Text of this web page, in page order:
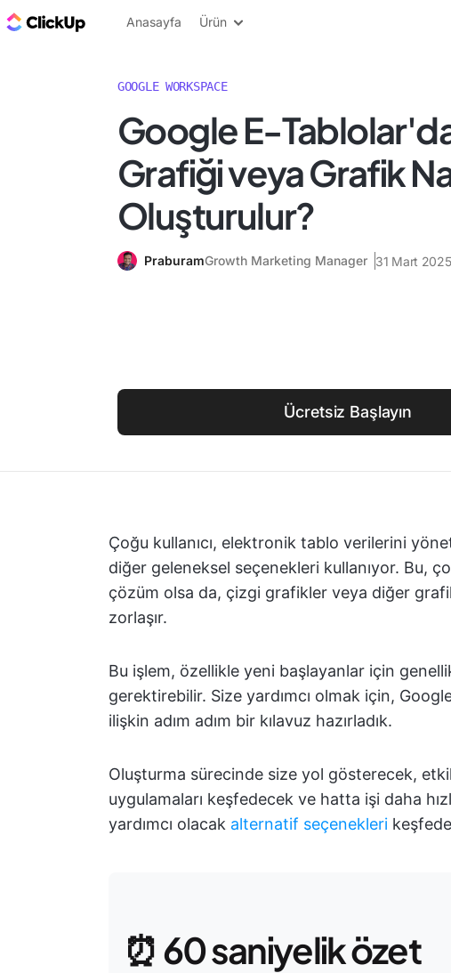
ClickUp Blog
Anasayfa Ürün
GOOGLE WORKSPACE
Google E-
Grafiği veya Grafik
Oluşturulur?
PraburamGrowth Marketing Manager 31 Mart 2025
Ücretsiz Başlayın
Çoğu kullanıcı, elektronik tablo verilerini
diğer geleneksel seçenekleri kullanıyor. Bu,
çözüm olsa da, çizgi grafikler veya diğer
zorlaşır.
Bu işlem, özellikle yeni başlayanlar için
gerektirebilir. Size yardımcı olmak için,
ilişkin adım adım bir kılavuz hazırladık.
Oluşturma sürecinde size yol gösterecek,
uygulamaları keşfedecek ve hatta işi daha
yardımcı olacak alternatif seçenekleri
⏰ 60 saniyelik özet